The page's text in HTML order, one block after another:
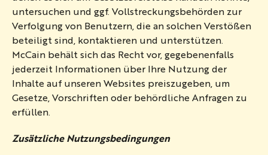
untersuchen und ggf. Vollstreckungsbehörden zur
Verfolgung von Benutzern, die an solchen Verstößen
beteiligt sind, kontaktieren und unterstützen.
McCain behält sich das Recht vor, gegebenenfalls
jederzeit Informationen über Ihre Nutzung der
Inhalte auf unseren Websites preiszugeben, um
Gesetze, Vorschriften oder behördliche Anfragen zu
erfüllen.
Zusätzliche Nutzungsbedingungen